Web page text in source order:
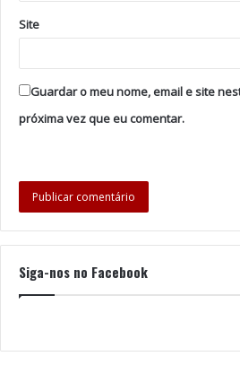
Fernando Gomes
Inês Aires Pereira
Site
Guardar o meu nome, email e site
próxima vez que eu comentar.
Siga-nos no Facebook